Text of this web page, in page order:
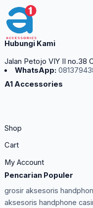
Hubungi Kami
Jalan Petojo VIY II no.38
WhatsApp:
A1 Accessories
Shop
Cart
My Account
Pencarian Populer
grosir aksesoris
aksesoris handphone